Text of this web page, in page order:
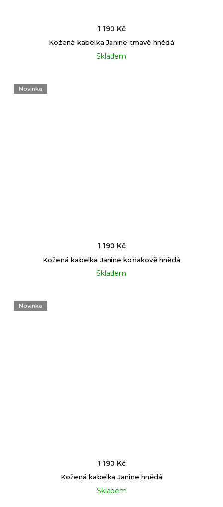
Kožená kabelka Janine tmavě hnědá
Skladem
1 190 Kč
Novinka
Kožená kabelka Janine koňakově hnědá
Skladem
1 190 Kč
Novinka
Kožená kabelka Janine hnědá
Skladem
1 190 Kč